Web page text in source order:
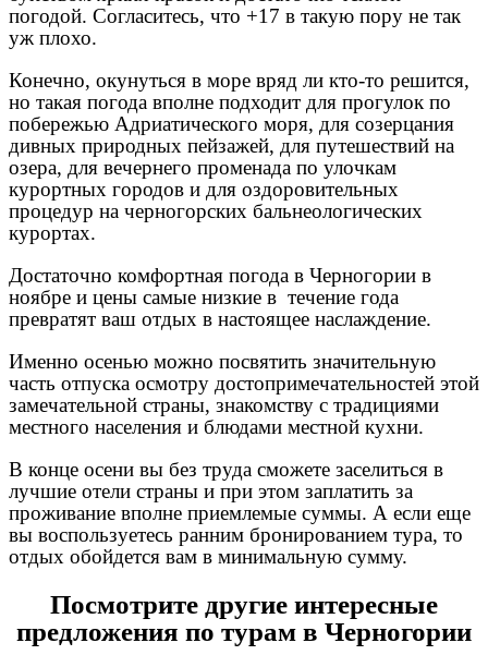
погодой. Согласитесь, что +17 в такую пору не так
уж плохо.
Конечно, окунуться в море вряд ли кто-то решится,
но такая погода вполне подходит для прогулок по
побережью Адриатического моря, для созерцания
дивных природных пейзажей, для путешествий на
озера, для вечернего променада по улочкам
курортных городов и для оздоровительных
процедур на черногорских бальнеологических
курортах.
Достаточно комфортная погода в Черногории в
ноябре и цены самые низкие в течение года
превратят ваш отдых в настоящее наслаждение.
Именно осенью можно посвятить значительную
часть отпуска осмотру достопримечательностей этой
замечательной страны, знакомству с традициями
местного населения и блюдами местной кухни.
В конце осени вы без труда сможете заселиться в
лучшие отели страны и при этом заплатить за
проживание вполне приемлемые суммы. А если еще
вы воспользуетесь ранним бронированием тура, то
отдых обойдется вам в минимальную сумму.
Посмотрите другие интересные
предложения по турам в Черногории